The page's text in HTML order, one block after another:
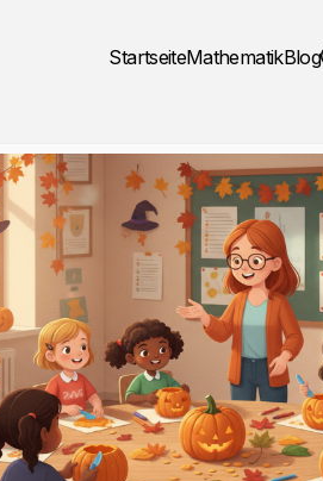
StartseiteMathematikBlog